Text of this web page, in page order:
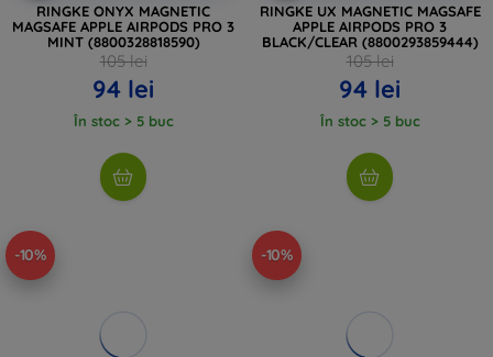
RINGKE ONYX MAGNETIC
MAGSAFE APPLE AIRPODS PRO 3
MINT (8800328818590)
105 lei
94 lei
În stoc > 5 buc
RINGKE UX MAGNETIC MAGSAFE
APPLE AIRPODS PRO 3
BLACK/CLEAR (8800293859444)
105 lei
94 lei
În stoc > 5 buc
-10% -10%